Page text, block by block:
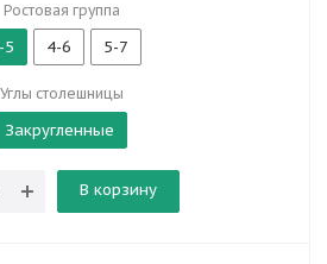
Ростовая группа
5 4-6 5-7
Углы столешницы
Закругленные
В корзину